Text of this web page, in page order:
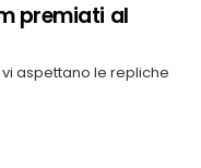
premiati al
aspettano le repliche